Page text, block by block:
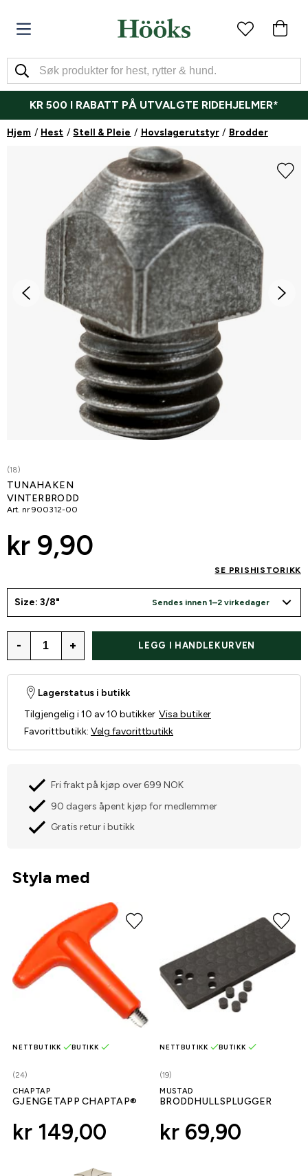
KR 500 I RABATT PÅ UTVALGTE RIDEHJELMER*
Hjem Hest Stell & Pleie Hovslagerutstyr Brodder
(18)
TUNAHAKEN
VINTERBRODD
Art. nr 900312-00
kr 9,90
SE PRISHISTORIKK
Size: 3/8" Sendes innen 1–2 virkedager
- + LEGG I HANDLEKURVEN
Lagerstatus i butikk
Tilgjengelig i 10 av 10 butikker Visa butiker
Favorittbutikk: Velg favorittbutikk
Fri frakt på kjøp over 699 NOK
90 dagers åpent kjøp for medlemmer
Gratis retur i butikk
Styla med
(24)
NETTBUTIKK BUTIKK
CHAPTAP
GJENGETAPP CHAPTAP®
kr 149,00
(19)
NETTBUTIKK BUTIKK
MUSTAD
BRODDHULLSPLUGGER
kr 69,90